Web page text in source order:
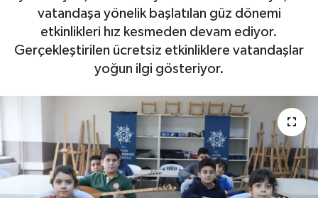
vatandaşa yönelik başlatılan güz dönemi
etkinlikleri hız kesmeden devam ediyor.
Gerçekleştirilen ücretsiz etkinliklere vatandaşlar
yoğun ilgi gösteriyor.
DÜNYA
EĞİTİM
EKOLOJİ VE ÇEVRE
BİLİM VE TEKNOLOJİ